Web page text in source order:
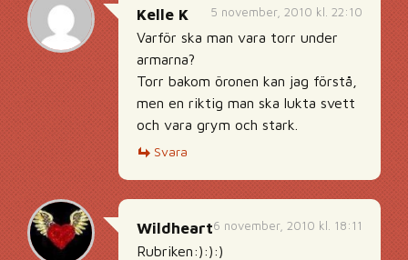
5 november, 2010 kl. 22:10
Kelle K
Varför ska man vara torr under
armarna?
Torr bakom öronen kan jag förstå,
men en riktig man ska lukta svett
och vara grym och stark.
Svara
6 november, 2010 kl. 18:11
Wildheart
Rubriken:):):)